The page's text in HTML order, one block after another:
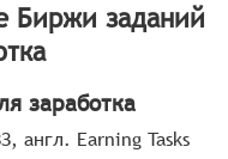
Биржи заданий
заработка
англ. Earning Tasks